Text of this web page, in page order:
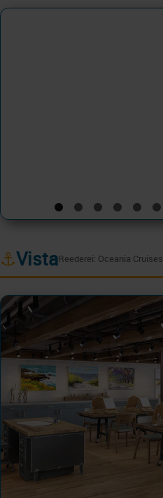
⚓VistaReederei: Oceania Cruises